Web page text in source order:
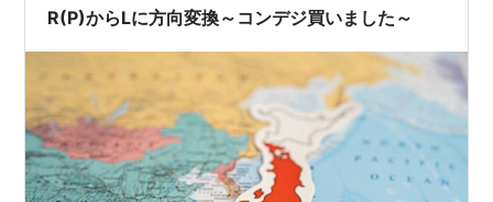
R(P)からLに方向変換～コンデジ買いました～